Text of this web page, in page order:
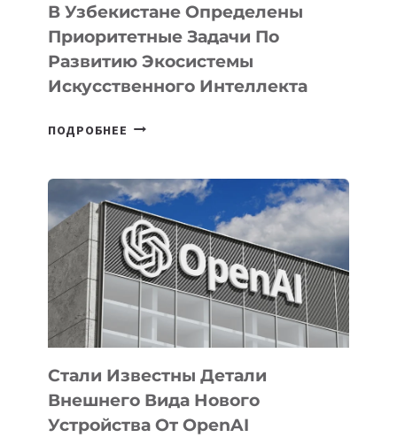
В Узбекистане Определены
Приоритетные Задачи По
Развитию Экосистемы
Искусственного Интеллекта
ПОДРОБНЕЕ В
ПРИОРИТЕТНЫЕ
ЗАДАЧИ
ПО
РАЗВИТИЮ
ЭКОСИСТЕМЫ
ИСКУССТВЕННОГО
ИНТЕЛЛЕКТА
Стали Известны Детали
Внешнего Вида Нового
Устройства От OpenAI